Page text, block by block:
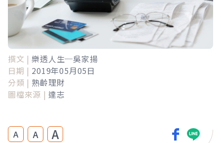
撰文 | 樂透人生─吳家揚
日期 | 2019年05月05日
分類 | 熟齡理財
圖檔來源 | 達志
A A A